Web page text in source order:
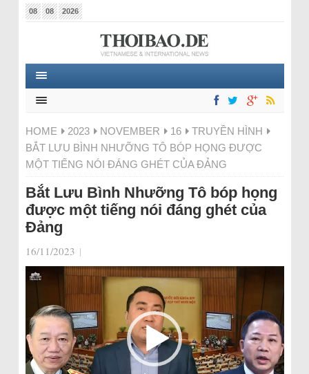
08 08 2026
HOME 2023 NOVEMBER 16
TRUYỀN HÌNH
BẮT LƯU BÌNH NHƯỠNG TÔ BÓP HỌNG ĐƯỢC
MỘT TIẾNG NÓI ĐÁNG GHÉT CỦA ĐẢNG
Bắt Lưu Bình Nhưỡng Tô bóp họng
được một tiếng nói đáng ghét của
Đảng
16/11/2023 |
Video-